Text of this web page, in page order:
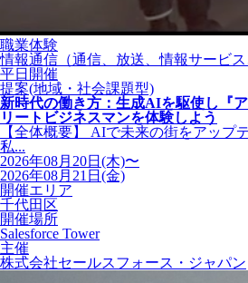
職業体験
情報通信（通信、放送、情報サービス
平日開催
提案(地域・社会課題型)
新時代の働き方：生成AIを駆使し『
リートビジネスマンを体験しよう
【全体概要】 AIで未来の街をアップ
私...
2026年08月20日(木)〜
2026年08月21日(金)
開催エリア
千代田区
開催場所
Salesforce Tower
主催
株式会社セールスフォース・ジャパン